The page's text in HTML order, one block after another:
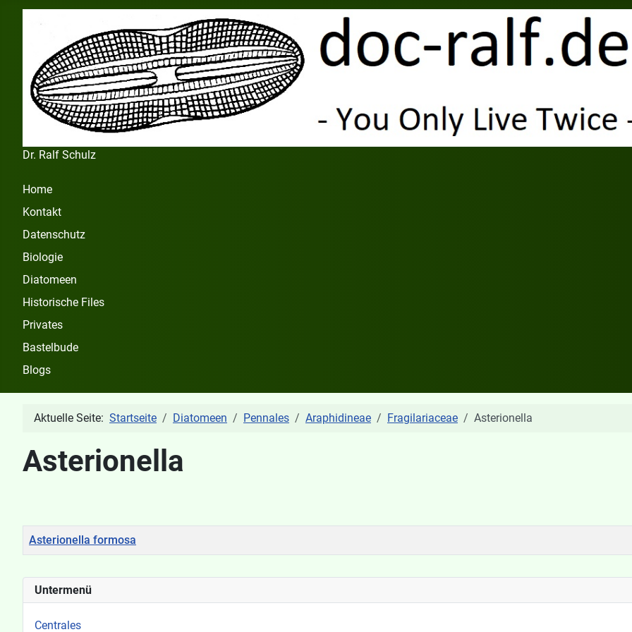
Dr. Ralf Schulz
Home
Kontakt
Datenschutz
Biologie
Diatomeen
Historische Files
Privates
Bastelbude
Blogs
Untermenü
Centrales
Aktuelle Seite: Startseite Diatomeen Pennales Araphidineae Fragilariaceae Asterionella
Asterionella
Titel
Asterionella formosa